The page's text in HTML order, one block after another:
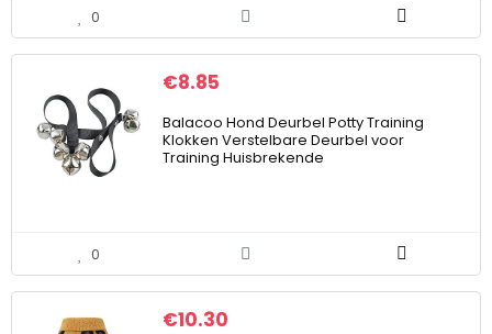
0
€8.85
Balacoo Hond Deurbel Potty Training
Klokken Verstelbare Deurbel voor
Training Huisbrekende
0
€10.30